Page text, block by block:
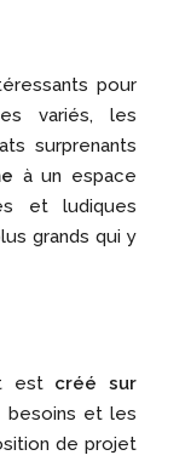
pour
variés, les
surprenants
à un espace
et ludiques
grands qui y
est créé sur
besoins et les
de projet